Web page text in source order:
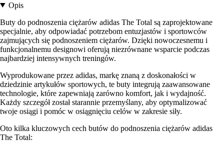
Opis
Buty do podnoszenia ciężarów adidas The Total są zaprojektowane
specjalnie, aby odpowiadać potrzebom entuzjastów i sportowców
zajmujących się podnoszeniem ciężarów. Dzięki nowoczesnemu i
funkcjonalnemu designowi oferują niezrównane wsparcie podczas
najbardziej intensywnych treningów.
Wyprodukowane przez adidas, markę znaną z doskonałości w
dziedzinie artykułów sportowych, te buty integrują zaawansowane
technologie, które zapewniają zarówno komfort, jak i wydajność.
Każdy szczegół został starannie przemyślany, aby optymalizować
twoje osiągi i pomóc w osiągnięciu celów w zakresie siły.
Oto kilka kluczowych cech butów do podnoszenia ciężarów adidas
The Total: